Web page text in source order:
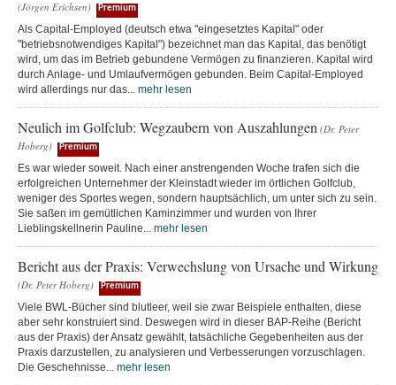
(Jörgen Erichsen) Premium
Als Capital-Employed (deutsch etwa "eingesetztes Kapital" oder
"betriebsnotwendiges Kapital") bezeichnet man das Kapital, das benötigt
wird, um das im Betrieb gebundene Vermögen zu finanzieren. Kapital wird
durch Anlage- und Umlaufvermögen gebunden. Beim Capital-Employed
wird allerdings nur das... mehr lesen
Neulich im Golfclub: Wegzaubern von Auszahlungen (Dr. Peter
Hoberg)
Premium
Es war wieder soweit. Nach einer anstrengenden Woche trafen sich die
erfolgreichen Unternehmer der Kleinstadt wieder im örtlichen Golfclub,
weniger des Sportes wegen, sondern hauptsächlich, um unter sich zu sein.
Sie saßen im gemütlichen Kaminzimmer und wurden von Ihrer
Lieblingskellnerin Pauline... mehr lesen
Bericht aus der Praxis: Verwechslung von Ursache und Wirkung
(Dr. Peter Hoberg) Premium
Viele BWL-Bücher sind blutleer, weil sie zwar Beispiele enthalten, diese
aber sehr konstruiert sind. Deswegen wird in dieser BAP-Reihe (Bericht
aus der Praxis) der Ansatz gewählt, tatsächliche Gegebenheiten aus der
Praxis darzustellen, zu analysieren und Verbesserungen vorzuschlagen.
Die Geschehnisse... mehr lesen